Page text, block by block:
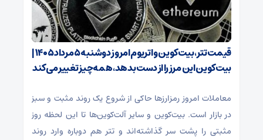
قیمت تتر، بیت‌کوین و اتریوم امروز دوشنبه ۵ مرداد ۱۴۰۵ |
بیت‌کوین این مرز را از دست بدهد، همه‌چیز تغییر می‌کند
معاملات امروز رمزارز‌ها حاکی از شروع یک روند مثبت و سبز
در بازار است. بیت‌کوین و سایر آلت‌کوین‌ها تا این لحظه روز
مثبتی را پشت سر گذاشته‌اند و تتر هم دوباره وارد روند